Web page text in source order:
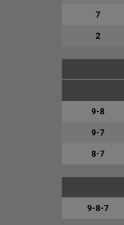
7
2
9-8
9-7
8-7
9-8-7